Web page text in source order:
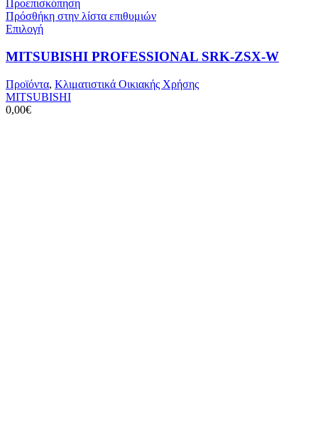
Προεπισκόπηση
Πρόσθήκη στην λίστα επιθυμιών
ΕπιλογήΑυτό
προϊόν
έχει
πολλαπλές
παραλλαγές.
Οι
MITSUBISHI PROFESSIONAL SRK-ZSX-W
Προϊόντα, Κλιματιστικά Οικιακής Χρήσης
MITSUBISHI
0,00€